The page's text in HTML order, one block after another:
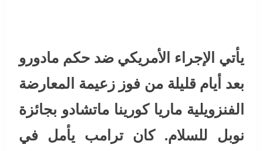
يأتي الإجراء الأمريكي ضد حكم مادورو
بعد أيام قليلة من فوز زعيمة المعارضة
الفنزويلية ماريا كورينا ماتشادو بجائزة
نوبل للسلام. كان ترامب يأمل في